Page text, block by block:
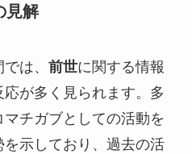
見解
は、 前世に関する情報
が多く見られます。多
チガブとしての活動を
示しており、過去の活